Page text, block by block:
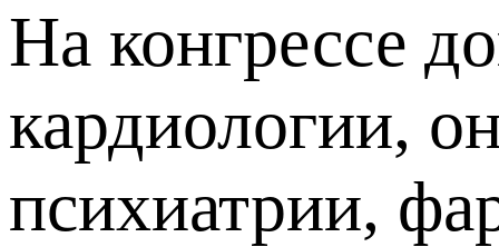
На конгрессе
кардиологии,
психиатрии,